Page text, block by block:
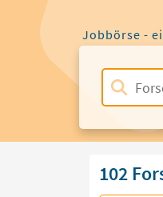
Jobbörse -
102